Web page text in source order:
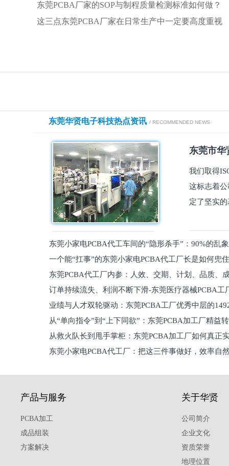
东莞PCBA厂家的SOP与制程质量检测标准如何做？
这三点东莞PCBA厂家在日常生产中一定要高度重视
东莞华贤电子科技热点资讯 / RECOMMENDED NEWS
东莞市华
我们取得
这标志着
定了坚实
东莞小家电PCBA代工车间的“隐形杀手”：90%的乱
员工一个能“扛事”的东莞小家电PCBA代工厂长是如何兜
东莞PCBA代工厂内参：人效、交期、计划、品质
维锁客法则
订单持续流失、利润不断下滑-东莞医疗器械PCBA工
理死穴必须堵住
业绩与人才双轮驱动：东莞PCBA工厂优秀中层的
从“单向指令”到“上下同欲”：东莞PCBA加工厂精益
关键从救火队长到甩手掌柜：东莞PCBA加工厂如何真正
东莞小家电PCBA代工厂：把这三件事做好，效率自
产品与服务
PCBA加工
成品组装
方案解决
关于华贤
公司简介
企业文化
资质荣誉
地理位置